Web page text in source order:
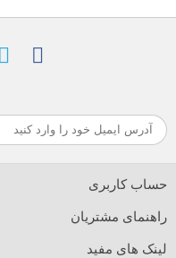
حساب کاربری
راهنمای مشتریان
لینک های مفید